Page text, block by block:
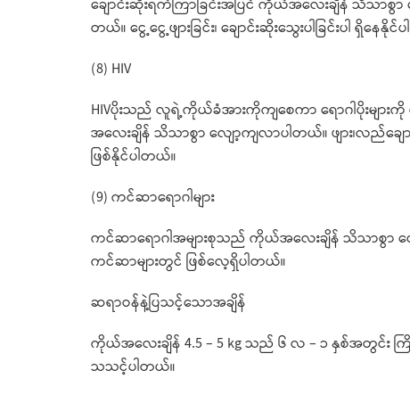
ချောင်းဆိုးရက်ကြာခြင်းအပြင် ကိုယ်အလေးချိန် သိသ
တယ်။ ငွေ့ငွေ့ဖျားခြင်း၊ ချောင်းဆိုးသွေးပါခြင်းပါ ရှိနေနို
(8) HIV
HIVပိုးသည် လူရဲ့ကိုယ်ခံအားကိုကျစေကာ ရောဂါပိုးမျ
အလေးချိန် သိသာစွာ လျော့ကျလာပါတယ်။ ဖျား၊လည်ချ
ဖြစ်နိုင်ပါတယ်။
(9) ကင်ဆာရောဂါများ
ကင်ဆာရောဂါအများစုသည် ကိုယ်အလေးချိန် သိသာစွာ
ကင်ဆာများတွင် ဖြစ်လေ့ရှိပါတယ်။
ဆရာဝန်နဲ့ပြသင့်သောအချိန်
ကိုယ်အလေးချိန် 4.5 – 5 kg သည် ၆ လ – ၁ နှစ်အတွင်း က
သသင့်ပါတယ်။